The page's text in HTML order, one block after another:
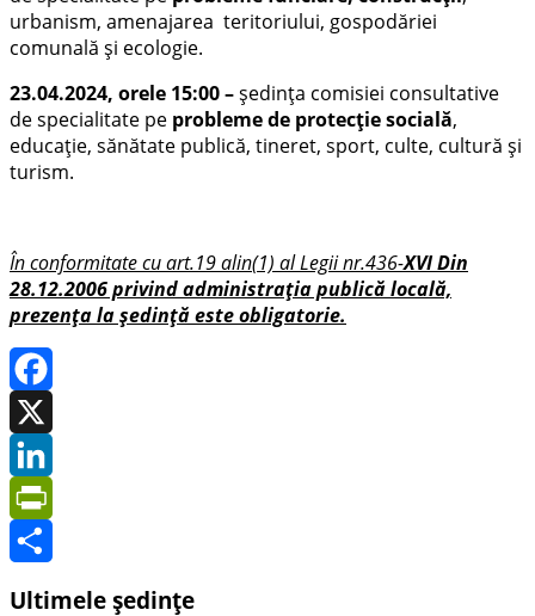
urbanism, amenajarea teritoriului, gospodăriei
comunală și ecologie.
23.04.2024, orele 15:00–ședința comisiei consultative
de specialitate pe probleme de protecție socială,
educație, sănătate publică, tineret, sport, culte, cultură și
turism.
În conformitate cu art.19 alin(1) al Legii nr.436-XVI Din
28.12.2006 privind administrația publică locală,
prezența la ședință este obligatorie.
Facebook
X
LinkedIn
PrintFriendly
Ultimele ședințe